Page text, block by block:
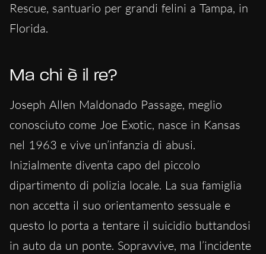
Rescue, santuario per grandi felini a Tampa, in
Florida.
Ma chi è il re?
Joseph Allen Maldonado Passage, meglio
conosciuto come Joe Exotic, nasce in Kansas
nel 1963 e vive un’infanzia di abusi.
Inizialmente diventa capo del piccolo
dipartimento di polizia locale. La sua famiglia
non accetta il suo orientamento sessuale e
questo lo porta a tentare il suicidio buttandosi
in auto da un ponte. Sopravvive, ma l’incidente